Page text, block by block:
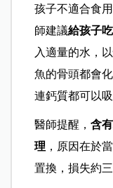
孩子不適合食
師建議給孩子
入適量的水，
魚的骨頭都會
連鈣質都可以
醫師提醒，含
理 ，原因在於
置換，損失約